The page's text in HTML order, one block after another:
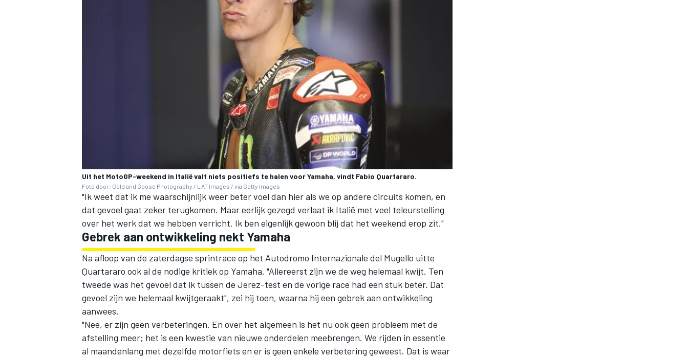
Uit het MotoGP-weekend in Italië valt niets positiefs te halen voor Yamaha, vindt Fabio Quartararo.
Foto door: Gold and Goose Photography / LAT Images / via Getty Images
"Ik weet dat ik me waarschijnlijk weer beter voel dan hier als we op andere circuits komen, en
dat gevoel gaat zeker terugkomen. Maar eerlijk gezegd verlaat ik Italië met veel teleurstelling
over het werk dat we hebben verricht. Ik ben eigenlijk gewoon blij dat het weekend erop zit."
Gebrek aan ontwikkeling nekt Yamaha
Na afloop van de zaterdagse sprintrace op het Autodromo Internazionale del Mugello uitte
Quartararo ook al de nodige kritiek op Yamaha. "Allereerst zijn we de weg helemaal kwijt. Ten
tweede was het gevoel dat ik tussen de Jerez-test en de vorige race had een stuk beter. Dat
gevoel zijn we helemaal kwijtgeraakt", zei hij toen, waarna hij een gebrek aan ontwikkeling
aanwees.
"Nee, er zijn geen verbeteringen. En over het algemeen is het nu ook geen probleem met de
afstelling meer; het is een kwestie van nieuwe onderdelen meebrengen. We rijden in essentie
al maandenlang met dezelfde motorfiets en er is geen enkele verbetering geweest. Dat is waar